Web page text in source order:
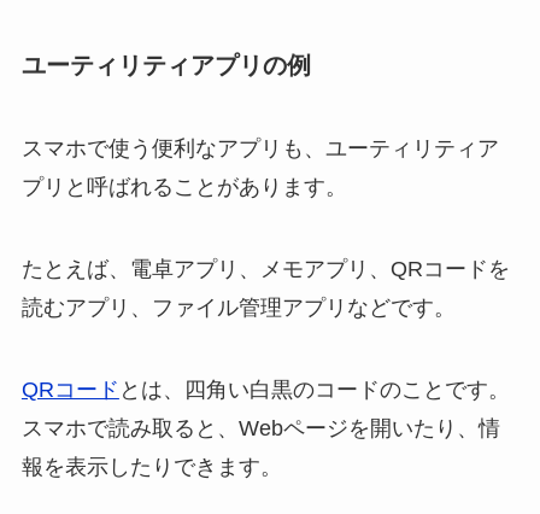
ユーティリティアプリの例
スマホで使う便利なアプリも、ユーティリティア
プリと呼ばれることがあります。
たとえば、電卓アプリ、メモアプリ、QRコードを
読むアプリ、ファイル管理アプリなどです。
QRコード とは、四角い白黒のコードのことです。
スマホで読み取ると、Webページを開いたり、情
報を表示したりできます。